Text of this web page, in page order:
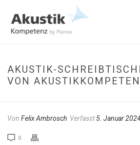
AKUSTIK-
VON
Von Felix Ambrosch Verfasst5. Januar
0